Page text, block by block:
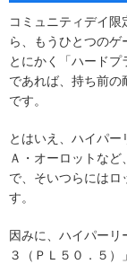
コミュニティデイ
ら、もうひとつのゲ
とにかく「ハード
であれば、持ち前
です。
とはいえ、ハイパ
Ａ・オーロットな
で、そいつらにはロ
す。
因みに、ハイパーリ
３（ＰＬ５０．５